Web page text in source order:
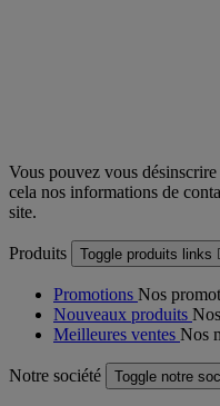
Vous pouvez vous
cela nos informations de
site.
Produits Toggle produits links
Promotions Nos
Nouveaux produits
Meilleures ventes Nos
Notre société Toggle notre